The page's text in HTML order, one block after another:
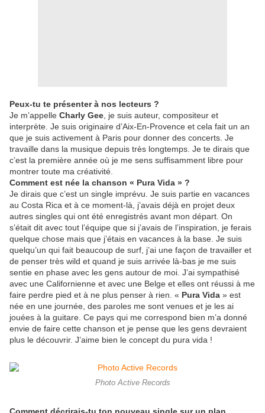
Peux-tu te présenter à nos lecteurs ?
Je m’appelle Charly Gee , je suis auteur, compositeur et
interprète. Je suis originaire d’Aix-En-Provence et cela fait un an
que je suis activement à Paris pour donner des concerts. Je
travaille dans la musique depuis très longtemps. Je te dirais que
c’est la première année où je me sens suffisamment libre pour
montrer toute ma créativité.
Comment est née la chanson « Pura Vida » ?
Je dirais que c’est un single imprévu. Je suis partie en vacances
au Costa Rica et à ce moment-là, j’avais déjà en projet deux
autres singles qui ont été enregistrés avant mon départ. On
s’était dit avec tout l’équipe que si j’avais de l’inspiration, je ferais
quelque chose mais que j’étais en vacances à la base. Je suis
quelqu’un qui fait beaucoup de surf, j’ai une façon de travailler et
de penser très wild et quand je suis arrivée là-bas je me suis
sentie en phase avec les gens autour de moi. J’ai sympathisé
avec une Californienne et avec une Belge et elles ont réussi à me
faire perdre pied et à ne plus penser à rien. « Pura Vida » est
née en une journée, des paroles me sont venues et je les ai
jouées à la guitare. Ce pays qui me correspond bien m’a donné
envie de faire cette chanson et je pense que les gens devraient
plus le découvrir. J’aime bien le concept du pura vida !
Photo Active Records